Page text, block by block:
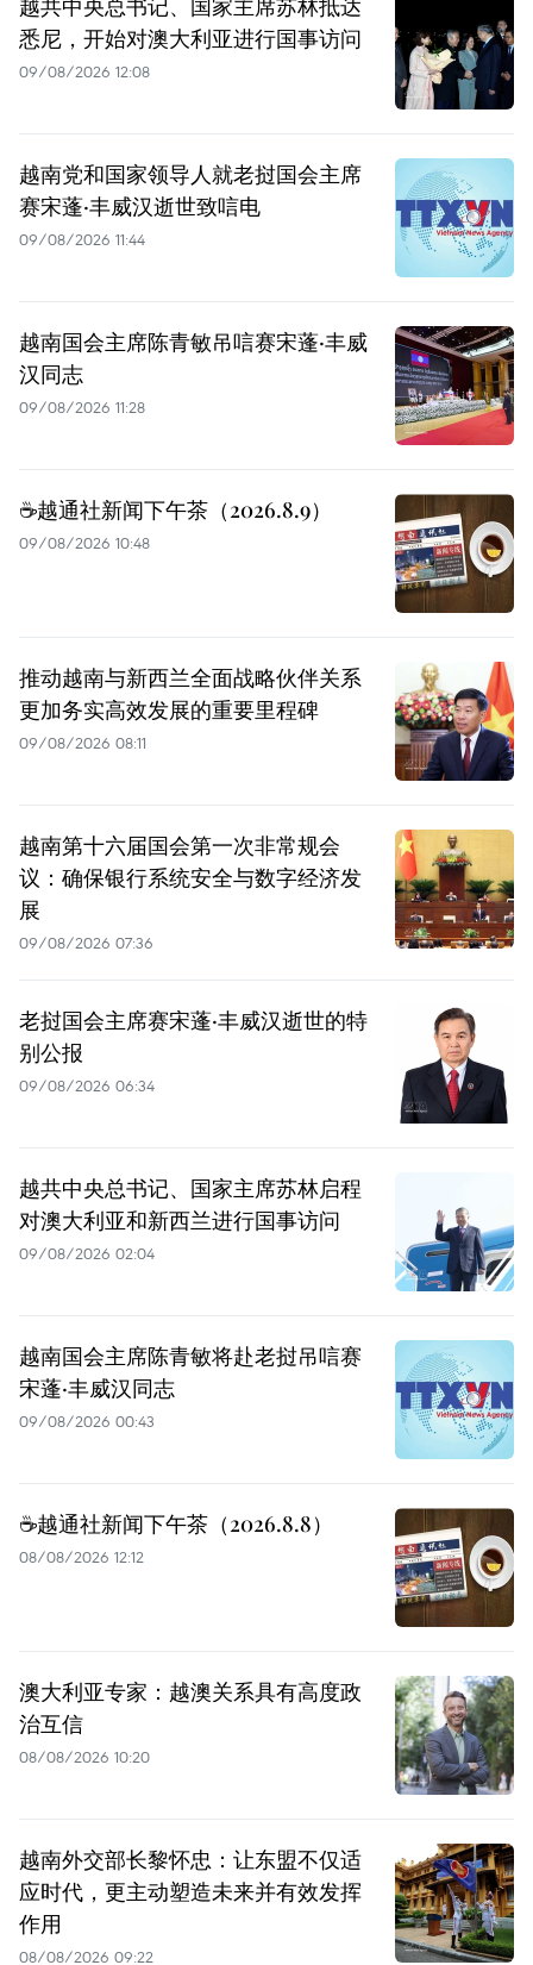
悉尼，开始对澳大利亚进行国事访问
09/08/2026 12:08
越南党和国家领导人就老挝国会主席
赛宋蓬·丰威汉逝世致唁电
09/08/2026 11:44
越南国会主席陈青敏吊唁赛宋蓬·丰威
汉同志
09/08/2026 11:28
☕️越通社新闻下午茶（2026.8.9）
09/08/2026 10:48
推动越南与新西兰全面战略伙伴关系
更加务实高效发展的重要里程碑
09/08/2026 08:11
越南第十六届国会第一次非常规会
议：确保银行系统安全与数字经济发
展
09/08/2026 07:36
老挝国会主席赛宋蓬·丰威汉逝世的特
别公报
09/08/2026 06:34
越共中央总书记、国家主席苏林启程
对澳大利亚和新西兰进行国事访问
09/08/2026 02:04
越南国会主席陈青敏将赴老挝吊唁赛
宋蓬·丰威汉同志
09/08/2026 00:43
☕️越通社新闻下午茶（2026.8.8）
08/08/2026 12:12
澳大利亚专家：越澳关系具有高度政
治互信
08/08/2026 10:20
越南外交部长黎怀忠：让东盟不仅适
应时代，更主动塑造未来并有效发挥
作用
08/08/2026 09:22